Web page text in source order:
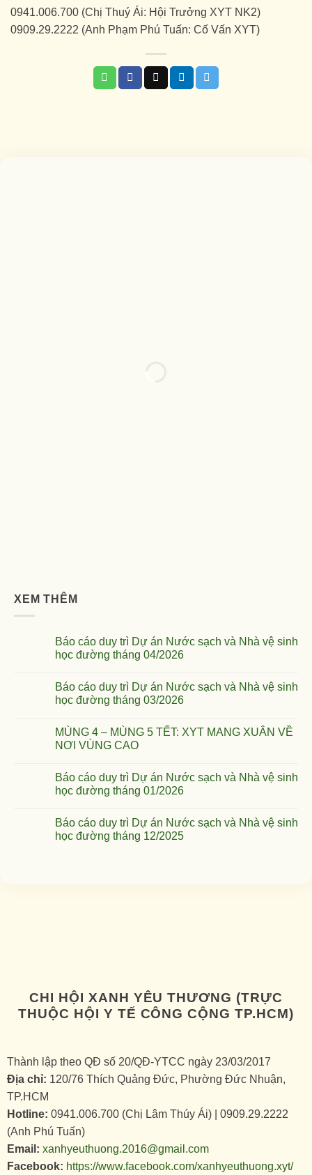
0941.006.700 (Chị Thuý Ái: Hội Trưởng XYT NK2)
0909.29.2222 (Anh Phạm Phú Tuấn: Cố Vấn XYT)
XEM THÊM
Báo cáo duy trì Dự án Nước sạch và Nhà vệ sinh
học đường tháng 04/2026
Báo cáo duy trì Dự án Nước sạch và Nhà vệ sinh
học đường tháng 03/2026
MÙNG 4 – MÙNG 5 TẾT: XYT MANG XUÂN VỀ
NƠI VÙNG CAO
Báo cáo duy trì Dự án Nước sạch và Nhà vệ sinh
học đường tháng 01/2026
Báo cáo duy trì Dự án Nước sạch và Nhà vệ sinh
học đường tháng 12/2025
CHI HỘI XANH YÊU THƯƠNG (TRỰC
THUỘC HỘI Y TẾ CÔNG CỘNG TP.HCM)
Thành lập theo QĐ số 20/QĐ-YTCC ngày 23/03/2017
Địa chỉ: 120/76 Thích Quảng Đức, Phường Đức Nhuận,
TP.HCM
Hotline: 0941.006.700 (Chị Lâm Thúy Ái) | 0909.29.2222
(Anh Phú Tuấn)
Email: xanhyeuthuong.2016@gmail.com
Facebook: https://www.facebook.com/xanhyeuthuong.xyt/